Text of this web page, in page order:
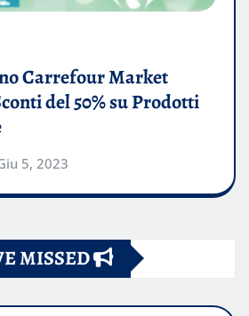
Carrefour Market
del 50% su Prodotti
5, 2023
MISSED